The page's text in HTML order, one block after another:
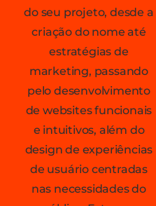
do seu projeto, desde a
criação do nome até
estratégias de
marketing, passando
pelo desenvolvimento
de websites funcionais
e intuitivos, além do
design de experiências
de usuário centradas
nas necessidades do